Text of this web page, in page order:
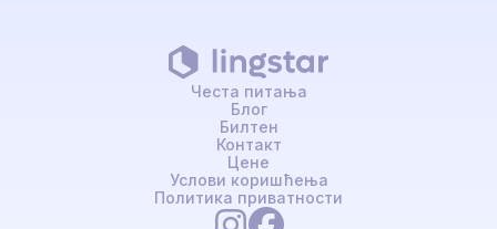
Честа питања
Блог
Билтен
Контакт
Цене
Услови коришћења
Политика приватности